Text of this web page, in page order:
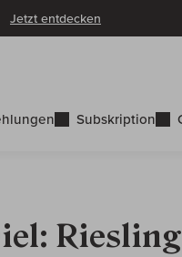
Jetzt entdecken
Subskription